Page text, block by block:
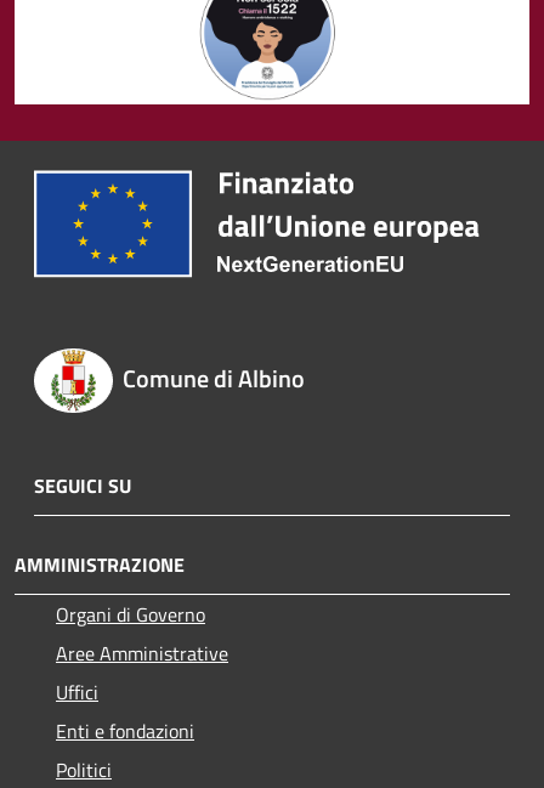
Comune di Albino
SEGUICI SU
AMMINISTRAZIONE
Organi di Governo
Aree Amministrative
Uffici
Enti e fondazioni
Politici